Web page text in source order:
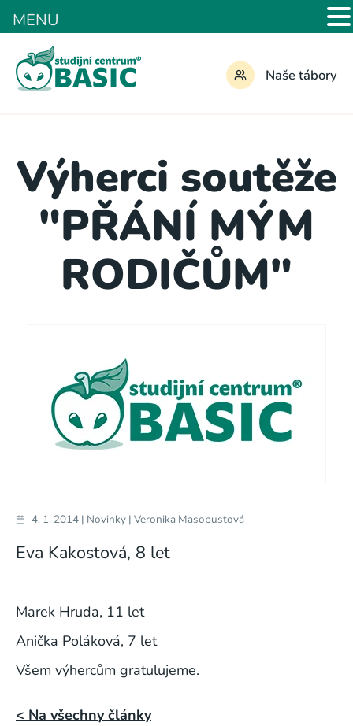
Naše tábory
Výherci soutěže
"PŘÁNÍ MÝM
RODIČŮM"
4. 1. 2014 | Novinky | Veronika Masopustová
Eva Kakostová, 8 let
Marek Hruda, 11 let
Anička Poláková, 7 let
Všem výhercům gratulujeme.
< Na všechny články
MENU